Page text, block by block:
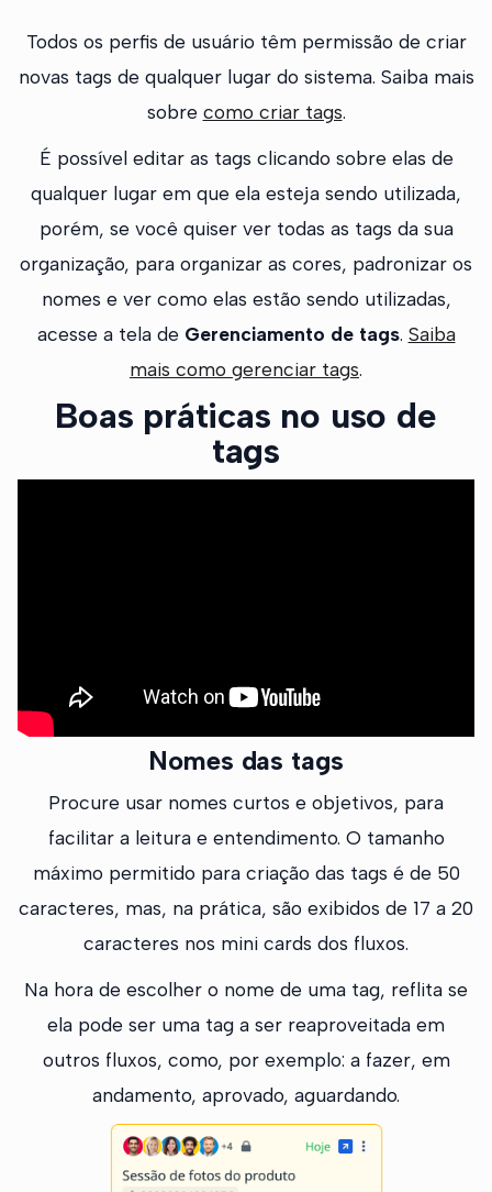
Todos os perfis de usuário têm permissão de criar
novas tags de qualquer lugar do sistema. Saiba mais
sobre como criar tags.
É possível editar as tags clicando sobre elas de
qualquer lugar em que ela esteja sendo utilizada,
porém, se você quiser ver todas as tags da sua
organização, para organizar as cores, padronizar os
nomes e ver como elas estão sendo utilizadas,
acesse a tela de Gerenciamento de tags. Saiba
mais como gerenciar tags.
Boas práticas no uso de
tags
Nomes das tags
Procure usar nomes curtos e objetivos, para
facilitar a leitura e entendimento. O tamanho
máximo permitido para criação das tags é de 50
caracteres, mas, na prática, são exibidos de 17 a 20
caracteres nos mini cards dos fluxos.
Na hora de escolher o nome de uma tag, reflita se
ela pode ser uma tag a ser reaproveitada em
outros fluxos, como, por exemplo: a fazer, em
andamento, aprovado, aguardando.